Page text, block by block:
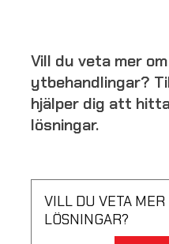
Vill du veta mer
ytbehandlingar?
hjälper dig att
lösningar.
VILL DU VETA MER
LÖSNINGAR?